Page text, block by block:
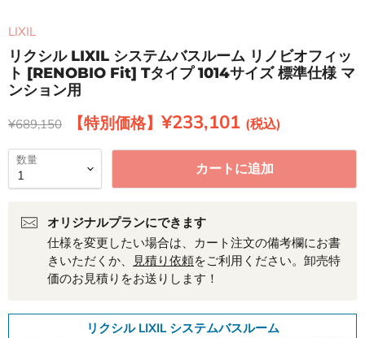
LIXIL
リクシル LIXIL システムバスルーム リノビオフィッ
ト [RENOBIO Fit] Tタイプ 1014サイズ 標準仕様 マ
ンション用
元の価格
¥689,150 現在の価格
¥233,101
数量 カートに追加
オリジナルプランにできます
仕様を変更したい場合は、カート注文の備考欄にお書
きいただくか、 見積り依頼をご利用ください。卸売特
価のお見積りをお送りします！
リクシル LIXIL システムバスルーム